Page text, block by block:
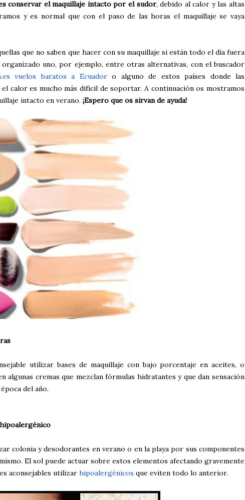
conservar el maquillaje intacto por el sudor, debido al calor y las altas
y es normal que con el paso de las horas el maquillaje se vaya
que no saben que hacer con su maquillaje si están todo el día fuera
organizado uno, por ejemplo, entre otras alternativas, con el buscador
vuelos baratos a Ecuadoro alguno de estos países donde las
calor es mucho más difícil de soportar. A continuación os mostramos
intacto en verano. ¡Espero que os sirvan de ayuda!
utilizar bases de maquillaje con bajo porcentaje en aceites, o
algunas cremas que mezclan fórmulas hidratantes y que dan sensación
del año.
colonia y desodorantes en verano o en la playa por sus componentes
El sol puede actuar sobre estos elementos afectando gravemente
aconsejables utilizar hipoalergénicos que eviten todo lo anterior.